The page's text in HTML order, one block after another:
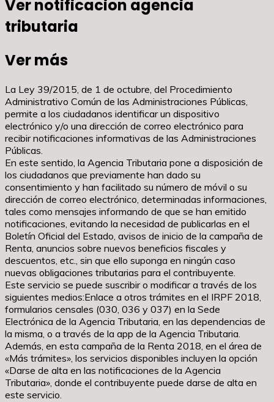
Ver notificacion agencia
tributaria
Ver más
La Ley 39/2015, de 1 de octubre, del Procedimiento
Administrativo Común de las Administraciones Públicas,
permite a los ciudadanos identificar un dispositivo
electrónico y/o una dirección de correo electrónico para
recibir notificaciones informativas de las Administraciones
Públicas.
En este sentido, la Agencia Tributaria pone a disposición de
los ciudadanos que previamente han dado su
consentimiento y han facilitado su número de móvil o su
dirección de correo electrónico, determinadas informaciones,
tales como mensajes informando de que se han emitido
notificaciones, evitando la necesidad de publicarlas en el
Boletín Oficial del Estado, avisos de inicio de la campaña de
Renta, anuncios sobre nuevos beneficios fiscales y
descuentos, etc., sin que ello suponga en ningún caso
nuevas obligaciones tributarias para el contribuyente.
Este servicio se puede suscribir o modificar a través de los
siguientes medios:Enlace a otros trámites en el IRPF 2018,
formularios censales (030, 036 y 037) en la Sede
Electrónica de la Agencia Tributaria, en las dependencias de
la misma, o a través de la app de la Agencia Tributaria.
Además, en esta campaña de la Renta 2018, en el área de
«Más trámites», los servicios disponibles incluyen la opción
«Darse de alta en las notificaciones de la Agencia
Tributaria», donde el contribuyente puede darse de alta en
este servicio.